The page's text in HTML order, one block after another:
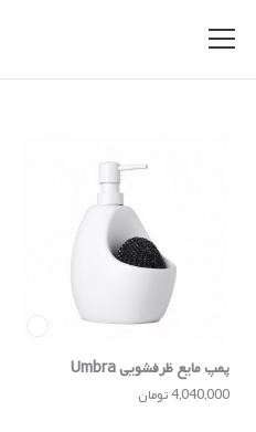
پمپ مایع ظرفشویی Umbra
4,040,000 تومان